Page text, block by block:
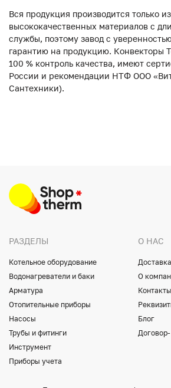
Вся продукция производится только из
высококачественных материалов с
службы, поэтому завод с
гарантию на продукцию. Конвекторы
100 % контроль качества, имеют
России и рекомендации НТФ ООО
Сантехники).
РАЗДЕЛЫ
Котельное оборудование
Водонагреватели и баки
Арматура
Отопительные приборы
Насосы
Трубы и фитинги
Инструмент
Приборы учета
О НАС
О
Контакты
Блог